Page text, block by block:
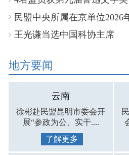
民盟中央所属在京单位2026
王光谦当选中国科协主席
地方要闻
云南
徐彬赴民盟昆明市委会开
展“参政为公、实干....
了解更多